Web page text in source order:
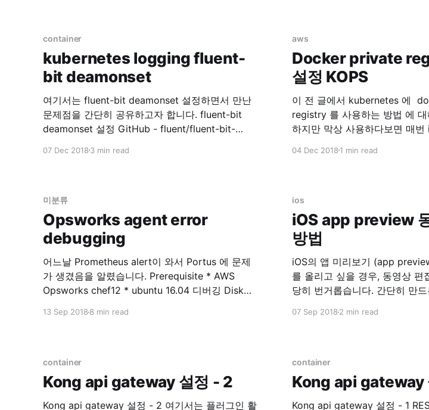
container
kubernetes logging fluent-
bit deamonset
여기서는 fluent-bit deamonset 설정하면서 만난
문제점을 간단히 공유하고자 합니다. fluent-bit
deamonset 설정 GitHub - fluent/fluent-bit-
Daemonset 위 리포지토리를 참고해서 fluentbit
https://raw.githubusercontent.com/fluent/fluent
-bit-kubernetes-logging/master/fluent-bit-
service-account.yaml $ kubectl create -f
07 Dec 2018 3 min read
aws
Docker private
설정 KOPS
이 전 글에서 kubernetes 에
registry 를 사용하는 방법 에
하지만 막상 사용하다보면 매
드마다 docker.json 을 배포해
04 Dec 20181 min read
미분류
Opsworks agent error
debugging
어느날 Prometheus alert이 와서 Portus 에 문제
가 생겼음을 알렸습니다. Prerequisite * AWS
Opsworks chef12 * ubuntu 16.04 디버깅 Disk
df -h 로 보니 root가 disk full 입니다. 확인해보니
AWS opsworks
13 Sep 2018 8 min read
ios
iOS app preview
방법
iOS의 앱 미리보기 (app
를 올리고 싶을 경우, 동영상 편
당히 번거롭습니다. 간단히 만드는 법을 여기 기록
서 화면기록을 이용합니다. 설정 > 제어 센터 > 제
07 Sep 20182 min read
container
Kong api gateway 설정 - 2
Kong api gateway 설정 - 2 여기서는 플러그인 활
container
Kong api gateway
Kong api gateway 설정 - 1 RESTful api 를 외부로